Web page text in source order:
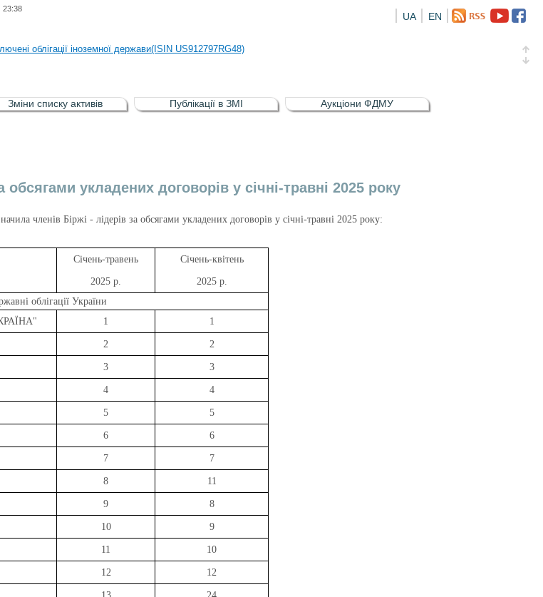
23:38
EN
UA
фондового ринку (РФР) включена Корпоративна облігація відсоткова електронна іменна (ISIN UA5000016726)
облігації іноземної держави(ISIN US912797RG48)
Облігація внутрішніх державних позик України (ISIN UA4000232607)
фондового ринку (РФР) включена Корпоративна облігація відсоткова електронна іменна (ISIN UA5000016726)
Зміни списку активів Публікації в ЗМІ Аукціони ФДМУ
обсягами укладених договорів у січні-травні 2025 року
членів Біржі - лідерів за обсягами укладених договорів у січні-травні 2025 року:
Січень-травень
2025 р.
Січень-квітень
2025 р.
облігації України
1 1
2 2
3 3
4 4
5 5
6 6
7 7
8 11
9 8
10 9
11 10
12 12